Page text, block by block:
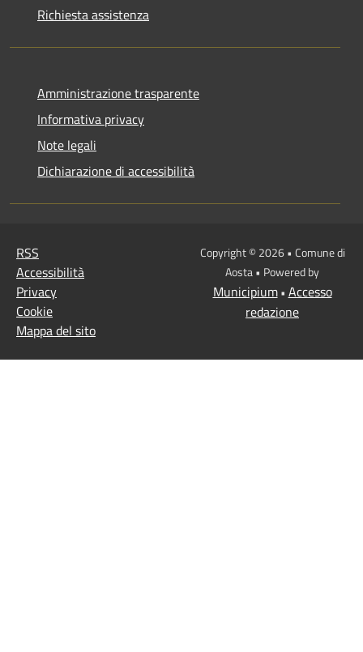
Richiesta assistenza
Amministrazione trasparente
Informativa privacy
Note legali
Dichiarazione di accessibilità
RSS
Accessibilità
Privacy
Cookie
Mappa del sito
Copyright © 2026 • Comune di
Aosta • Powered by
Municipium• Accesso
redazione